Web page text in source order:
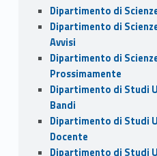
Dipartimento di
Dipartimento di
Avvisi
Dipartimento di
Prossimamente
Dipartimento di Studi
Bandi
Dipartimento di Studi
Docente
Dipartimento di Studi